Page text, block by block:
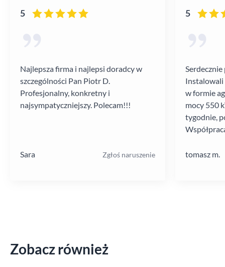
5
Najlepsza firma i najlepsi doradcy w
szczególności Pan Piotr D.
Profesjonalny, konkretny i
najsympatyczniejszy. Polecam!!!
Sara Zgłoś naruszenie
5
Instalowali
w formie
mocy 550
tygodnie,
tomasz m.
Zobacz również